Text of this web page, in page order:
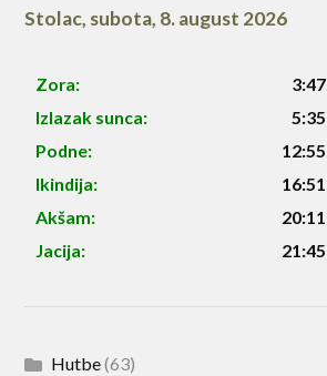
Stolac, subota, 8. august 2026
Zora:
3:47
Izlazak sunca:
5:35
Podne:
12:55
Ikindija:
16:51
Akšam:
20:11
Jacija:
21:45
Hutbe(63)